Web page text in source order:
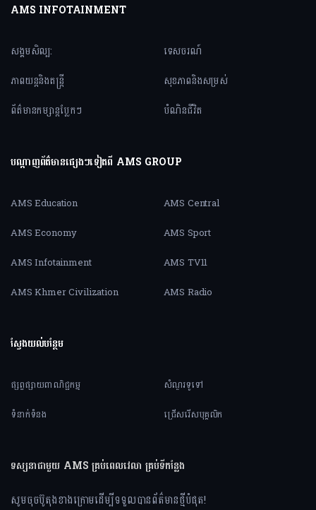
AMS INFOTAINMENT
សង្គមសិល្ប:
ភាពយន្តនិងតន្ត្រី
ព័ត៌មានកម្សាន្តប្លែកៗ
ទេសចរណ៍
សុខភាពនិងសម្រស់
បំណិនជីវិត
បណ្តាញព័ត៌មានផ្សេងៗទៀតពី AMS GROUP
AMS Education
AMS Economy
AMS Infotainment
AMS Khmer Civilization
AMS Central
AMS Sport
AMS TV11
AMS Radio
ស្វែងយល់បន្ថែម
ផ្សព្វផ្សាយពាណិជ្ជកម្ម
ទំនាក់ទំនង
សំណួរទូទៅ
ជ្រើសរើសបុគ្គលិក
ទស្សនាជាមួយ AMS គ្រប់ពេលវេលា គ្រប់ទីកន្លែង
សូមចុចប៊ូតុងខាងក្រោមដើម្បីទទួលបានព័ត៌មានថ្មីបំផុត!